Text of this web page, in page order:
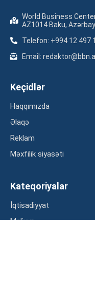
World Business
AZ1014 Baku,
Telefon: +994 12 497
Email:
Keçidlər
Haqqımızda
Əlaqə
Reklam
Məxfilik siyasəti
Kateqoriyalar
İqtisadiyyat
Maliyyə